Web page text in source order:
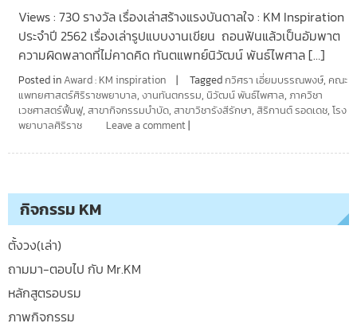
Views : 730 รางวัล เรื่องเล่าสร้างแรงบันดาลใจ : KM Inspiration
ประจำปี 2562 เรื่องเล่ารูปแบบงานเขียน ถอนฟันแล้วเป็นอัมพาต
ความผิดพลาดที่ไม่คาดคิด ทันตแพทย์นิวัฒน์ พันธ์ไพศาล […]
Posted inAward : KM inspiration Taggedกวิศรา เอี่ยมบรรณพงษ์, คณะ
แพทยศาสตร์ศิริราชพยาบาล, งานทันตกรรม, นิวัฒน์ พันธ์ไพศาล, ภาควิชา
เวชศาสตร์ฟื้นฟู, สาขากิจกรรมบำบัด, สาขาวิชารังสีรักษา, สิริกานต์ รอดเดช, โรง
พยาบาลศิริราช
Leave a comment
กิจกรรม KM
ตั้งวง(เล่า)
ถามมา-ตอบไป กับ Mr.KM
หลักสูตรอบรม
ภาพกิจกรรม